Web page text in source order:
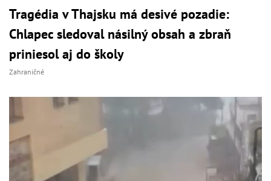
Tragédia v Thajsku má desivé pozadie:
Chlapec sledoval násilný obsah a zbraň
priniesol aj do školy
Zahraničné